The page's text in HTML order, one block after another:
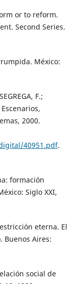
or to reform.
Second Series.
México:
F.;
2000.
40951.pdf.
formación
Siglo XXI,
eterna. El
Buenos Aires:
social de